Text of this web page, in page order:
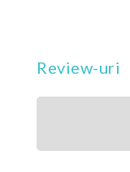
Review-uri